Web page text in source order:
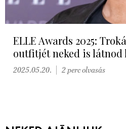
ELLE Awards 2025:
outfitjét neked is látnod
2025.05.20. 2 perc olvasás